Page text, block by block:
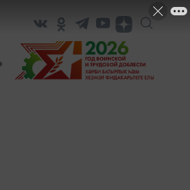
ТЕЛЕВИДЕНИЕ